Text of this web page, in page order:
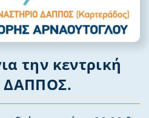
την κεντρική
ΔΑΠΠΟΣ.